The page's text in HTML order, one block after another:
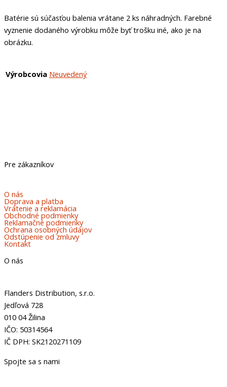
Batérie sú súčasťou balenia vrátane 2 ks náhradných. Farebné
vyznenie dodaného výrobku môže byť trošku iné, ako je na
obrázku.
Výrobcovia Neuvedený
Pre zákazníkov
O nás
Doprava a platba
Vrátenie a reklamácia
Obchodné podmienky
Reklamačné podmienky
Ochrana osobných údajov
Odstúpenie od zmluvy
Kontakt
O nás
Flanders Distribution, s.r.o.
Jedľová 728
010 04 Žilina
IČO: 50314564
IČ DPH: SK2120271109
Spojte sa s nami